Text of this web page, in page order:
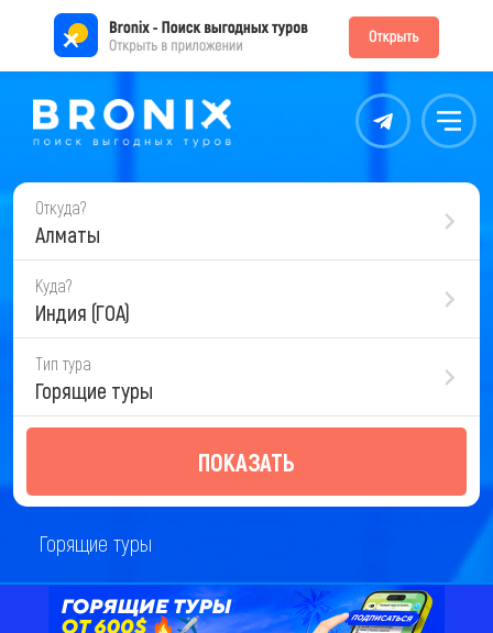
Контакты Меню
Откуда?
Алматы
Куда?
Индия (ГОА)
Тип тура
Горящие туры
ПОКАЗАТЬ
Горящие туры